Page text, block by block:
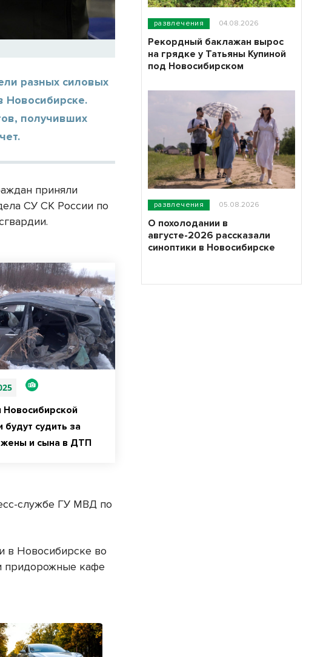
разных силовых
Новосибирске.
получивших
приняли
СУ СК России по
будут судить за
жены и сына в ДТП
службе ГУ МВД по
в Новосибирске во
придорожные кафе
развлечения 04.08.2026
Рекордный баклажан вырос
на грядке у Татьяны Купиной
под Новосибирском
развлечения 05.08.2026
О похолодании в
августе-2026 рассказали
синоптики в Новосибирске